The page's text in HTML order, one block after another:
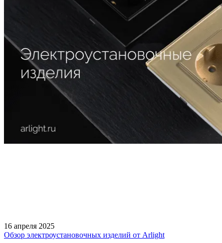
16 апреля 2025
Обзор электроустановочных изделий от Arlight